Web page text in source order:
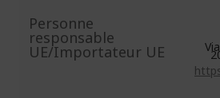
Personne
responsable
UE/Importateur UE